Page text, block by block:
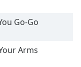
Go-Go
Arms